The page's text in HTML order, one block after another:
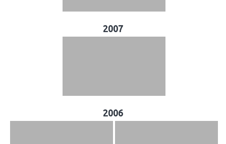
2007
2006